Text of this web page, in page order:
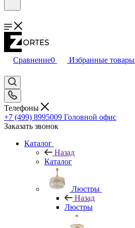
Сравнение0 Избранные товары
Телефоны
+7 (499) 8995009 Головной офис
Заказать звонок
Каталог
Назад
Каталог
Люстры
Назад
Люстры